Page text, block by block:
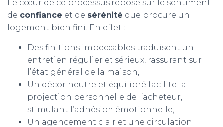
Le cœur de ce processus repose sur le sentiment
de confiance et de sérénité que procure un
logement bien fini. En effet :
Des finitions impeccables traduisent un
entretien régulier et sérieux, rassurant sur
l’état général de la maison,
Un décor neutre et équilibré facilite la
projection personnelle de l’acheteur,
stimulant l’adhésion émotionnelle,
Un agencement clair et une circulation